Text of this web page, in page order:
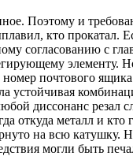
Поэтому и
кто прокатал.
согласованию с
элементу.
почтового
устойчивая
диссонанс резал
металл и кто
на всю катушку.
могли быть